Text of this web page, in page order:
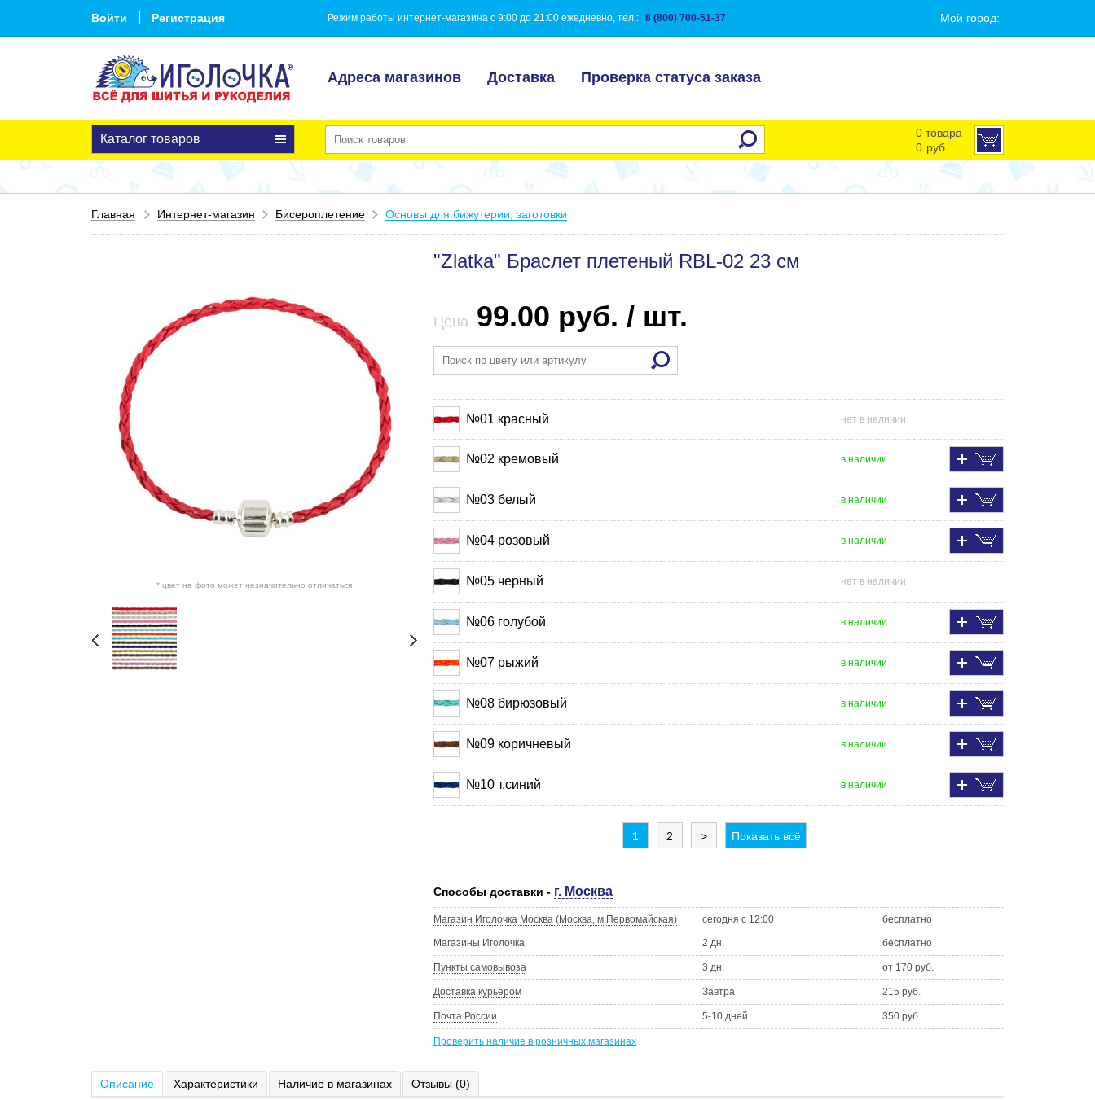
Войти Регистрация Режим работы интернет-магазина с 9:00 до 21:00 ежедневно, тел.: 8 (800) 700-51-37 Мой город:
Адреса магазинов Доставка Проверка статуса заказа
Каталог товаров
0 товара
0 руб.
Главная Интернет-магазин Бисероплетение Основы для бижутерии, заготовки
* цвет на фото может незначительно отличаться
"Zlatka" Браслет плетеный RBL-02 23 см
Цена 99.00 руб. / шт.
№01 красный нет в наличии
№02 кремовый в наличии
№03 белый в наличии
№04 розовый в наличии
№05 черный нет в наличии
№06 голубой в наличии
№07 рыжий в наличии
№08 бирюзовый в наличии
№09 коричневый в наличии
№10 т.синий в наличии
1 2 > Показать всё
Способы доставки - г. Москва
Магазин Иголочка Москва (Москва, м.Первомайская) сегодня с 12:00 бесплатно
Магазины Иголочка 2 дн. бесплатно
Пункты самовывоза 3 дн. от 170 руб.
Доставка курьером Завтра 215 руб.
Почта России 5-10 дней 350 руб.
Проверить наличие в розничных магазинах
Описание Характеристики Наличие в магазинах Отзывы (0)